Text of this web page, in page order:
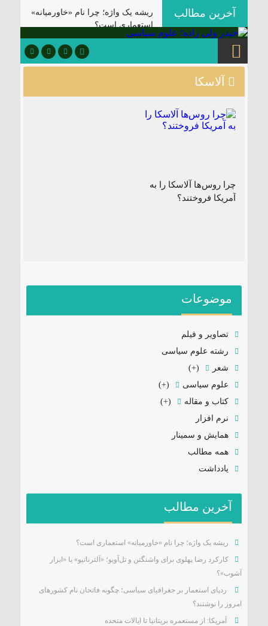
آخرین مطالب
ریشه یک واژه؛ چرا نام «خاورمیانه»
استعماری است؟
کارکرد رضا پهلوی برای واشنگتن و
تل‌آویو؛ «آلترناتیو» یا «ابزار آشوب»؟
آمریکا: از مستعمره بریتانیا تا ایالات
آلاسکا
چرا روس‌ها آلاسکا را به
آمریکا فروختند؟
موضوعات
تصاویر و فیلم
رشته علوم سیاسی
شعر
(+)
علوم سیاسی
(+)
کتاب و مقاله
(+)
نرم افزار
همایش و سمینار
همه مطالب
یادداشت
آخرین مطالب
ریشه یک واژه؛ چرا نام «خاورمیانه» استعماری است؟
کارکرد رضا پهلوی برای واشنگتن و تل‌آویو؛ «آلترناتیو» یا «ابزار
آشوب»؟
ردپای استعمار بر جغرافیای سیاسی؛ چگونه فاتحان نام کشورهای
امروز را نوشتند؟
آمریکا: از مستعمره بریتانیا تا ایالات متحده